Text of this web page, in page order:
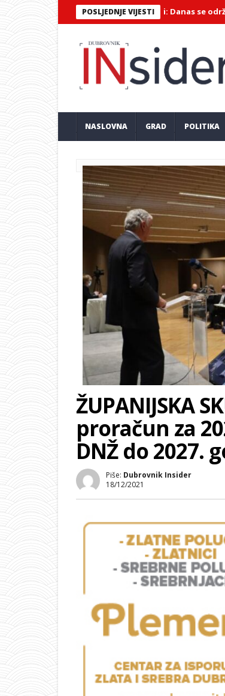
POSLJEDNJE VIJESTI
spremno za spektakl na Neretvi: Danas se održava 29.
NASLOVNA GRAD POLITIKA
ŽUPANIJSKA
proračun za
DNŽ do 2027.
Piše: Dubrovnik Insider
18/12/2021